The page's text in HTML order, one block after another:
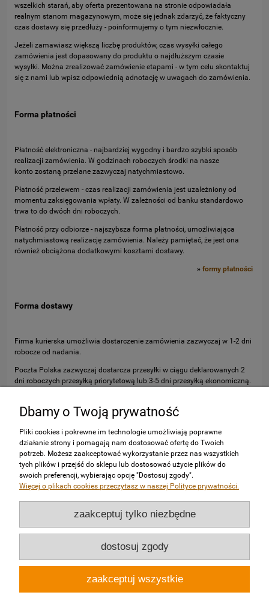
wszelkich starań, aby oferta prezentowana na stronie odpowiadała
realnym stanom magazynowym, może się jednak zdarzyć, że faktyczny
czas dostawy się przedłuży - poinformujemy o tym niezwłocznie.
Jeżeli zamawiasz większą liczbę produktów, czas wysyłki całego
zamówienia jest dopasowany do produktu o najdłuższym czasie
wysyłki. Można zrealizować zamówienie etapami - w tym celu skontaktuj
się z nami lub wpisz odpowiednią adnotację w uwagach do zamówienia.
Forma płatności
Płatność elektroniczna - najbardziej wygodny i bardzo szybki sposób
realizacji zamówienia. W godzinach roboczych środki na nasze
konto zostaną przelane zazwyczaj natychmiastowo.
Płatność przelewem - czas realizacji zamówienia jest uzależniony od
momentu zaksięgowania wpłaty. W zależności od banku standardowo
trwa to do dwóch dni roboczych.
Płatność przy odbiorze - najszybsza forma płatności, umożliwiająca
natychmiastową realizację zamówienia. Należy pamiętać, że jest ona
również obciążona dodatkowymi kosztami dostawy.
» formy płatności
Forma dostawy
Firma kurierska umożliwia dostarczenie zamówienia zazwyczaj w 1-2 dni
robocze od nadania.
Poczta Polska zazwyczaj dostarcza przesyłki w ciągu deklarowanych 2
dni roboczych przesyłką priorytetową lub 3-5 dni przesyłką ekonomiczną.
Zakupy
Pomoc
Moje konto
Informacje
Dbamy o Twoją prywatność
Pliki cookies i pokrewne im technologie umożliwiają poprawne
działanie strony i pomagają nam dostosować ofertę do Twoich
potrzeb. Możesz zaakceptować wykorzystanie przez nas wszystkich
tych plików i przejść do sklepu lub dostosować użycie plików do
swoich preferencji, wybierając opcję "Dostosuj zgody".
Więcej o plikach cookies przeczytasz w naszej Polityce prywatności.
zaakceptuj tylko niezbędne
dostosuj zgody
zaakceptuj wszystkie